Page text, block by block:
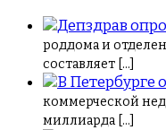
роддома и
составляет […]
коммерческой
миллиарда […]